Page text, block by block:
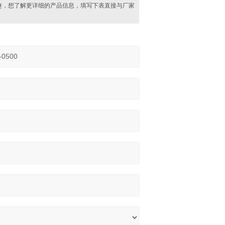
，想了解更详细的产品信息，填写下表直接与厂家